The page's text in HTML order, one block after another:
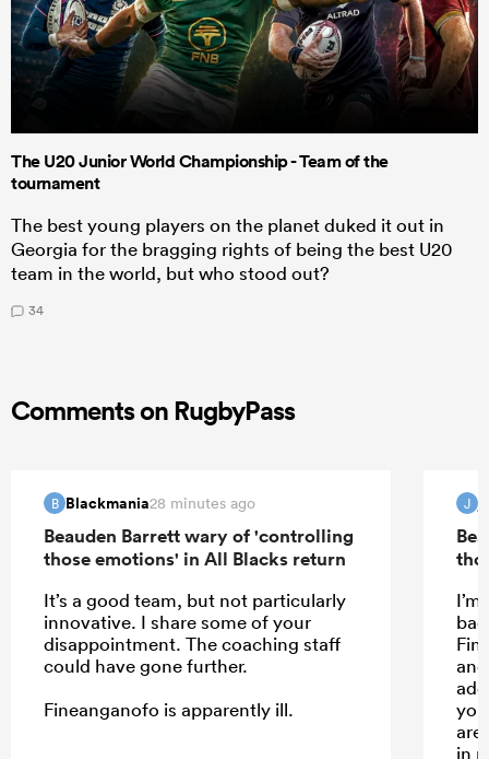
The U20 Junior World Championship - Team of the
tournament
The best young players on the planet duked it out in
Georgia for the bragging rights of being the best U20
team in the world, but who stood out?
34
Comments on RugbyPass
B Blackmania28 minutes ago
Beauden Barrett wary of 'controlling
those emotions' in All Blacks return
It’s a good team, but not particularly
innovative. I share some of your
disappointment. The coaching staff
could have gone further.
Fineanganofo is apparently ill.
J
are
in